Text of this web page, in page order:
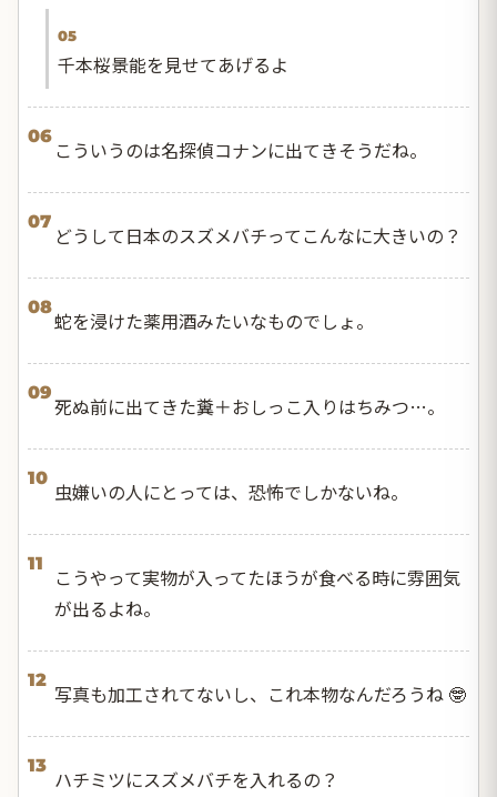
05
千本桜景能を見せてあげるよ
06
こういうのは名探偵コナンに出てきそうだね。
07
どうして日本のスズメバチってこんなに大きいの？
08
蛇を浸けた薬用酒みたいなものでしょ。
09
死ぬ前に出てきた糞＋おしっこ入りはちみつ…。
10
虫嫌いの人にとっては、恐怖でしかないね。
11
こうやって実物が入ってたほうが食べる時に雰囲気
が出るよね。
12
写真も加工されてないし、これ本物なんだろうね 🤓
13
ハチミツにスズメバチを入れるの？